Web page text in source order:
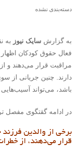
دسته‌بندی نشده
به گزارش سایک نیوز به
فعال حقوق کودکان
مراقبت قرار می‌دهند و از
دارند. چنین جریانی از
باشد، می‌تواند
در ادامه گقتگوی مفصل
برخی از والدین
قرار می‌دهند، از